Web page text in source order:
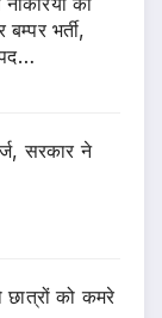
भर्ती,
सरकार ने
छात्रों को कमरे